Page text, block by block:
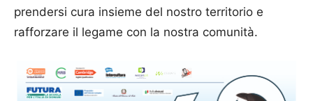
prendersi cura insieme del nostro territorio e
rafforzare il legame con la nostra comunità.